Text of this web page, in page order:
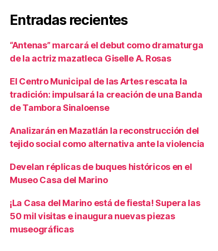
Entradas recientes
“Antenas” marcará el debut como dramaturga
de la actriz mazatleca Giselle A. Rosas
El Centro Municipal de las Artes rescata la
tradición: impulsará la creación de una Banda
de Tambora Sinaloense
Analizarán en Mazatlán la reconstrucción del
tejido social como alternativa ante la violencia
Develan réplicas de buques históricos en el
Museo Casa del Marino
¡La Casa del Marino está de fiesta! Supera las
50 mil visitas e inaugura nuevas piezas
museográficas